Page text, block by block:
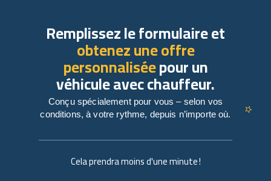
Cela prendra moins d'une minute !
Remplissez le formulaire et
obtenez une offre
personnaliséepour un
véhicule avec chauffeur.
Conçu spécialement pour vous – selon vos
conditions, à votre rythme, depuis n’importe où.